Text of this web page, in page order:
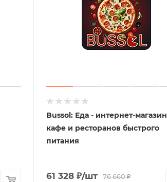
Bussol: Еда - интернет-магазин
кафе и ресторанов быстрого
питания
61 328 ₽/шт 76 660₽